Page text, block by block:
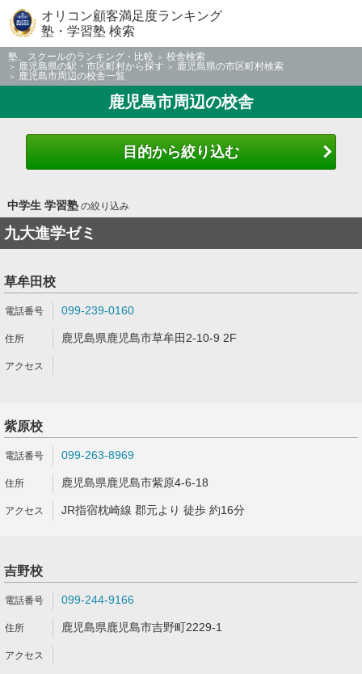
オリコン顧客満足度ランキング
塾・学習塾 検索
塾、スクールのランキング・比較
校舎検索
鹿児島県の駅・市区町村から探す
鹿児島県の市区町村検索
鹿児島市周辺の校舎一覧
鹿児島市周辺の校舎
目的から絞り込む
中学生 学習塾の絞り込み
九大進学ゼミ
草牟田校
099-239-0160
鹿児島県鹿児島市草牟田2-10-9 2F
紫原校
099-263-8969
鹿児島県鹿児島市紫原4-6-18
JR指宿枕崎線 郡元より 徒歩 約16分
吉野校
099-244-9166
鹿児島県鹿児島市吉野町2229-1